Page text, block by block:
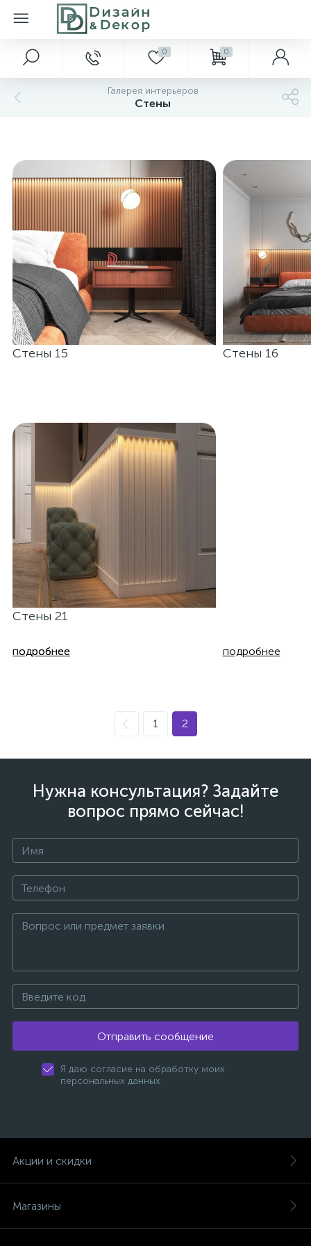
0 0
Галерея интерьеров
Стены
Стены 15
подробнее
Стены 16
подробнее
Стены 21
подробнее
1 2
Нужна консультация? Задайте
вопрос прямо сейчас!
Отправить сообщение
Я даю согласие на обработку моих
персональных данных
Акции и скидки
Магазины